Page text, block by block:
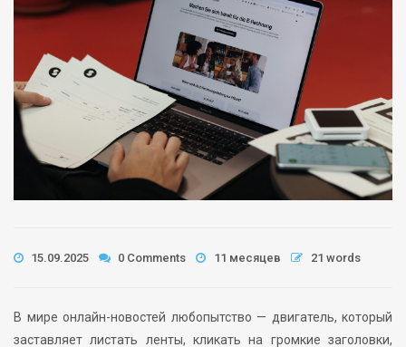
15.09.2025 0 Comments 11 месяцев 21 words
В мире онлайн-новостей любопытство — двигатель, который
заставляет листать ленты, кликать на громкие заголовки,